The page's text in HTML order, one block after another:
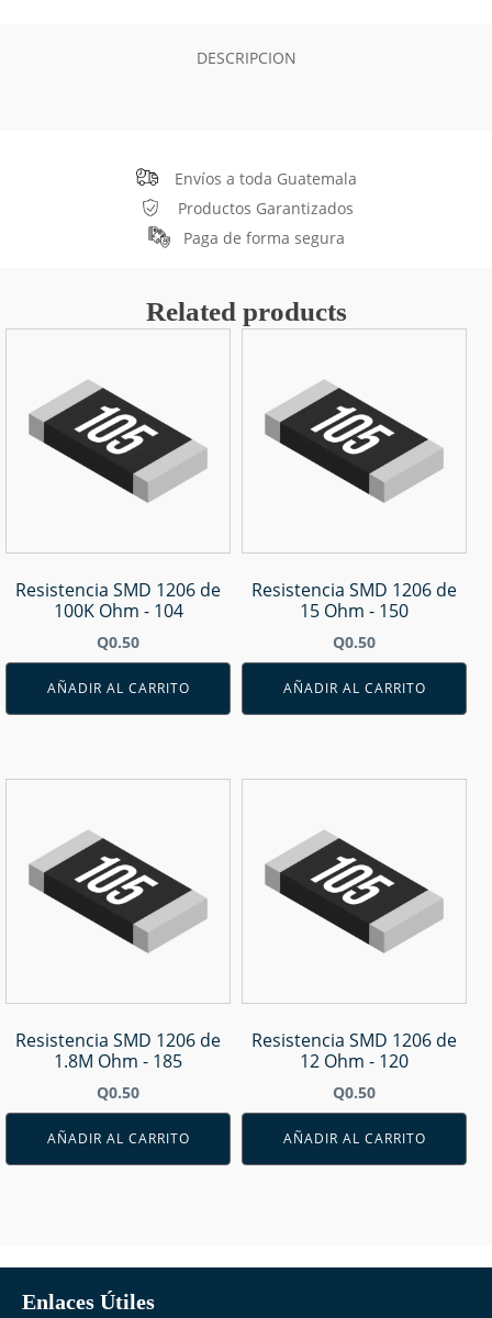
DESCRIPCION
Envíos a toda Guatemala
Productos Garantizados
Paga de forma segura
Related products
Resistencia SMD 1206 de
100K Ohm - 104
Q0.50
AÑADIR AL CARRITO
Resistencia SMD 1206 de
15 Ohm - 150
Q0.50
AÑADIR AL CARRITO
Resistencia SMD 1206 de
1.8M Ohm - 185
Q0.50
AÑADIR AL CARRITO
Resistencia SMD 1206 de
12 Ohm - 120
Q0.50
AÑADIR AL CARRITO
Enlaces Útiles